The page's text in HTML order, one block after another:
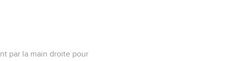
par la main droite pour